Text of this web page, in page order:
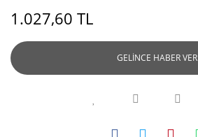
1.027,60 TL
GELİNCE HABER VER